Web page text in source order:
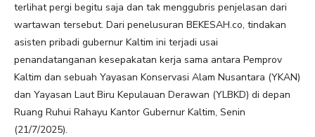
terlihat pergi begitu saja dan tak menggubris penjelasan dari
wartawan tersebut. Dari penelusuran BEKESAH.co, tindakan
asisten pribadi gubernur Kaltim ini terjadi usai
penandatanganan kesepakatan kerja sama antara Pemprov
Kaltim dan sebuah Yayasan Konservasi Alam Nusantara (YKAN)
dan Yayasan Laut Biru Kepulauan Derawan (YLBKD) di depan
Ruang Ruhui Rahayu Kantor Gubernur Kaltim, Senin
(21/7/2025).